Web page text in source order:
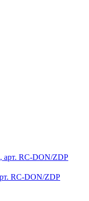
RC-DON/ZDP